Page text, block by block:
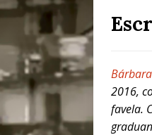
2016,
favela.